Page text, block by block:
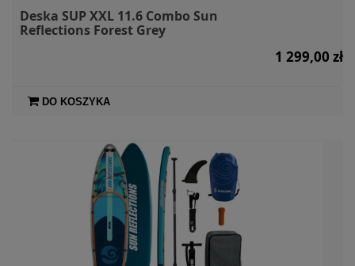
Deska SUP XXL 11.6 Combo Sun
Reflections Forest Grey
1 299,00 zł
DO KOSZYKA